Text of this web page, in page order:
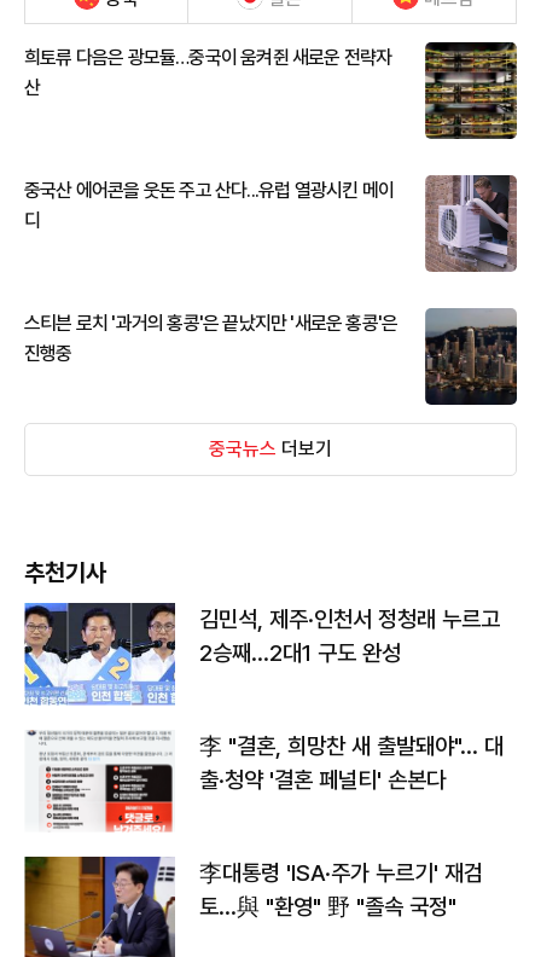
희토류 다음은 광모듈…중국이 움켜쥔 새로운 전략자
산
중국산 에어콘을 웃돈 주고 산다...유럽 열광시킨 메이
디
스티븐 로치 '과거의 홍콩'은 끝났지만 '새로운 홍콩'은
진행중
중국뉴스 더보기
추천기사
김민석, 제주·인천서 정청래 누르고
2승째…2대1 구도 완성
李 "결혼, 희망찬 새 출발돼야"… 대
출·청약 '결혼 페널티' 손본다
李대통령 'ISA·주가 누르기' 재검
토…與 "환영" 野 "졸속 국정"